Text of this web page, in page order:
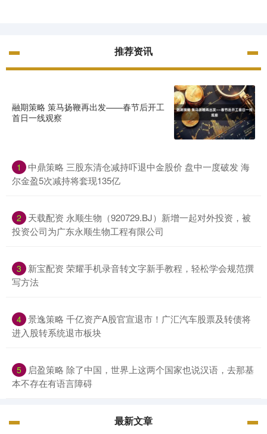
推荐资讯
融期策略 策马扬鞭再出发——春节后开工
首日一线观察
1
中鼎策略 三股东清仓减持吓退中金股价 盘中一度破发 海
尔金盈5次减持将套现135亿
2
天载配资 永顺生物（920729.BJ）新增一起对外投资，被
投资公司为广东永顺生物工程有限公司
3
新宝配资 荣耀手机录音转文字新手教程，轻松学会规范撰
写方法
4 景逸策略 千亿资产A股官宣退市！广汇汽车股票及转债将
进入股转系统退市板块
5
启盈策略 除了中国，世界上这两个国家也说汉语，去那基
本不存在有语言障碍
最新文章